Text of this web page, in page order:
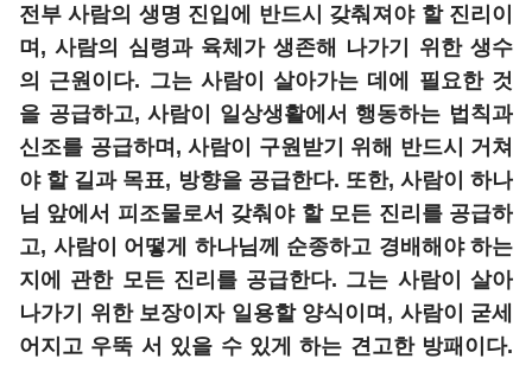
전부 사람의 생명 진입에 반드시 갖춰져야 할 진리이
며, 사람의 심령과 육체가 생존해 나가기 위한 생수
의 근원이다. 그는 사람이 살아가는 데에 필요한 것
을 공급하고, 사람이 일상생활에서 행동하는 법칙과
신조를 공급하며, 사람이 구원받기 위해 반드시 거쳐
야 할 길과 목표, 방향을 공급한다. 또한, 사람이 하나
님 앞에서 피조물로서 갖춰야 할 모든 진리를 공급하
고, 사람이 어떻게 하나님께 순종하고 경배해야 하는
지에 관한 모든 진리를 공급한다. 그는 사람이 살아
나가기 위한 보장이자 일용할 양식이며, 사람이 굳세
어지고 우뚝 서 있을 수 있게 하는 견고한 방패이다.